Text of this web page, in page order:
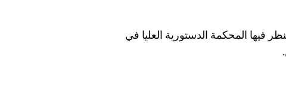
فيها المحكمة الدستورية العليا في